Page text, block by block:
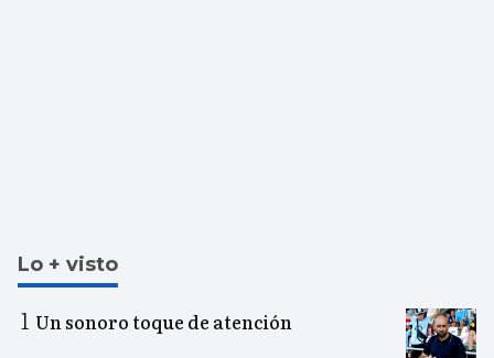
Lo + visto
Un sonoro toque de atención